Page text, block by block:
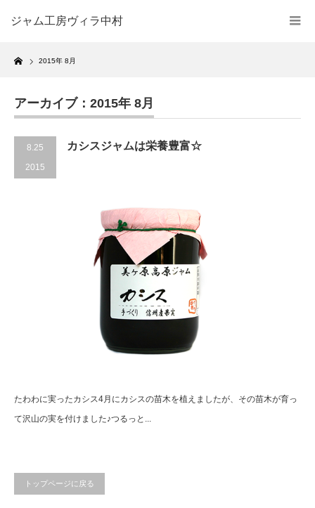
ジャム工房ヴィラ中村
Home
2015年 8月
アーカイブ：2015年 8月
8.25
2015
カシスジャムは栄養豊富☆
たわわに実ったカシス4月にカシスの苗木を植えましたが、その苗木が育っ
て沢山の実を付けました♪つるっと...
トップページに戻る